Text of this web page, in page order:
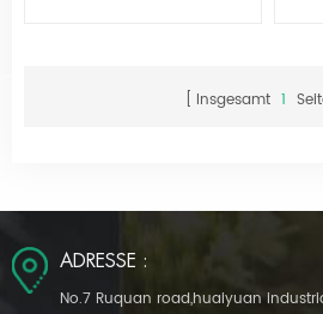
Insgesamt 1
ADRESSE :
No.7 Ruquan road,huaiyuan